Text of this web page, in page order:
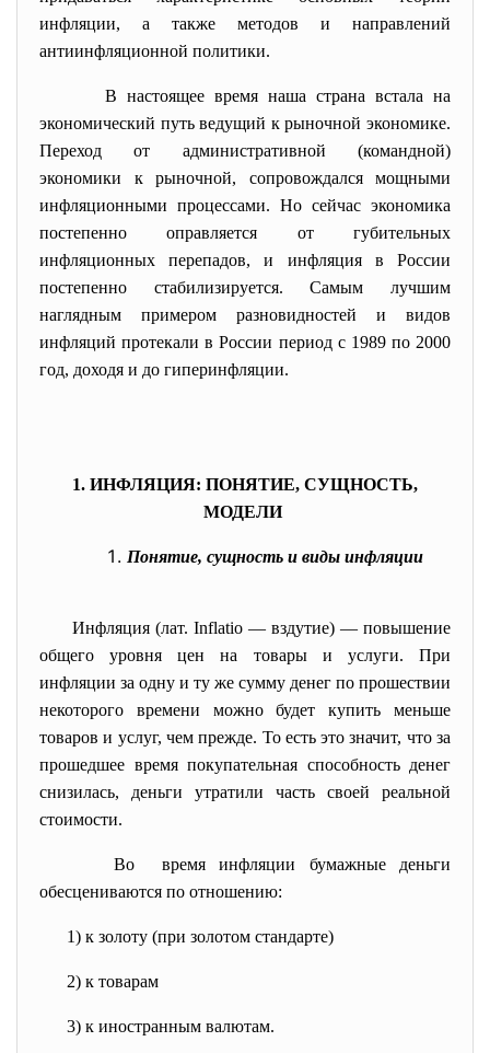
инфляции, а также методов и направлений
антиинфляционной политики.
В настоящее время наша страна встала на
экономический путь ведущий к рыночной экономике.
Переход от административной (командной)
экономики к рыночной, сопровождался мощными
инфляционными процессами. Но сейчас экономика
постепенно оправляется от губительных
инфляционных перепадов, и инфляция в России
постепенно стабилизируется. Самым лучшим
наглядным примером разновидностей и видов
инфляций протекали в России период с 1989 по 2000
год, доходя и до гиперинфляции.
1. ИНФЛЯЦИЯ: ПОНЯТИЕ, СУЩНОСТЬ,
МОДЕЛИ
Понятие, сущность и виды инфляции
Инфляция (лат. Inflatio — вздутие) — повышение
общего уровня цен на товары и услуги. При
инфляции за одну и ту же сумму денег по прошествии
некоторого времени можно будет купить меньше
товаров и услуг, чем прежде. То есть это значит, что за
прошедшее время покупательная способность денег
снизилась, деньги утратили часть своей реальной
стоимости.
Во время инфляции бумажные деньги
обесцениваются по отношению:
1) к золоту (при золотом стандарте)
2) к товарам
3) к иностранным валютам.